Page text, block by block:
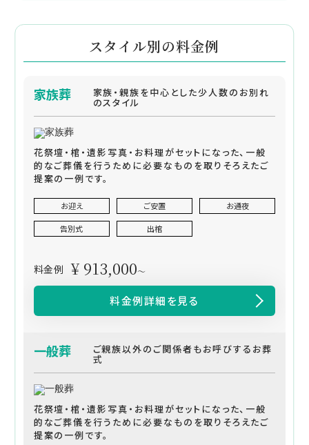
スタイル別の料金例
家族葬 家族・親族を中心とした少人数のお別れ
のスタイル
花祭壇・棺・遺影写真・お料理がセットになった、一般
的なご葬儀を行うために必要なものを取りそろえたご
提案の一例です。
お迎え ご安置 お通夜
告別式 出棺
料金例 ¥ 913,000～
料金例詳細を見る
一般葬 ご親族以外のご関係者もお呼びするお葬
式
花祭壇・棺・遺影写真・お料理がセットになった、一般
的なご葬儀を行うために必要なものを取りそろえたご
提案の一例です。